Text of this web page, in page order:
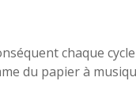
chaque
du papier à